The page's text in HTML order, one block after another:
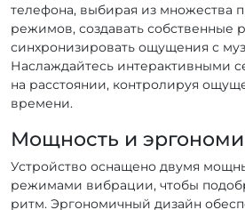
телефона, выбирая из множества
режимов, создавать собственные
синхронизировать ощущения с
Наслаждайтесь интерактивными
на расстоянии, контролируя
времени.
Мощность и
Устройство оснащено двумя
режимами вибрации, чтобы
ритм. Эргономичный дизайн